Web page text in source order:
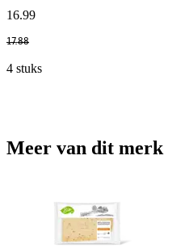
16.99
17.88
4 stuks
Meer van dit merk